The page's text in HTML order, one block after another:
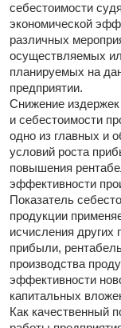
себестоимости
экономической
различных
осуществляемых
планируемых на
предприятии.
Снижение издержек
и себестоимости
одно из главных и
условий роста
повышения
эффективности
Показатель
продукции
исчисления других
прибыли,
производства
эффективности
капитальных
Как качественный